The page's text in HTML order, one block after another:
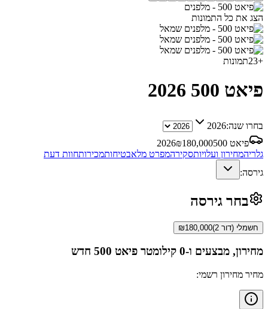
הצג את כל התמונות
+
23תמונות
פיאט 500 2026
בחרו שנה:2026
פיאט 500
2026₪180,000
גלריהמחירון ועלויותסקירהמפרט מלאבטיחותמכירותחוות דעת
גירסה:
בחר גירסה
חשמלי (דור 2) ₪180,000
מחירון, מבצעים ו-0 קילומטר פיאט 500 חדש
מחיר מחירון רשמי: